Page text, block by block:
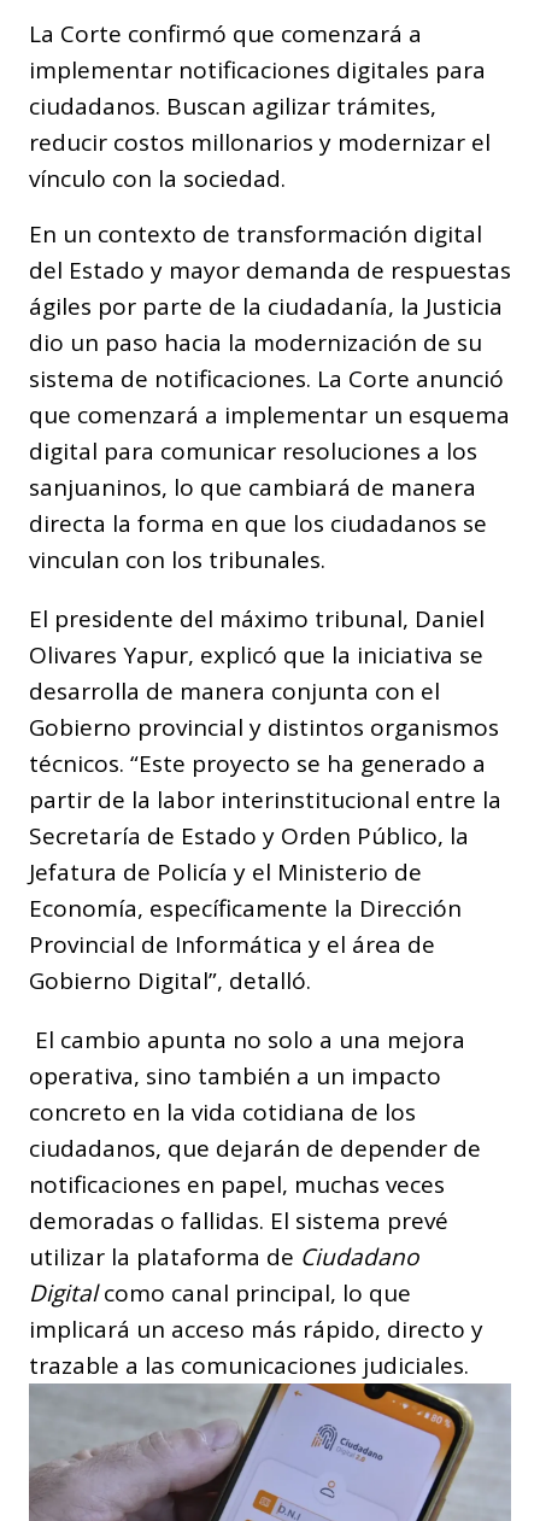
La Corte confirmó que comenzará a
implementar notificaciones digitales para
ciudadanos. Buscan agilizar trámites,
reducir costos millonarios y modernizar el
vínculo con la sociedad.
En un contexto de transformación digital
del Estado y mayor demanda de respuestas
ágiles por parte de la ciudadanía, la Justicia
dio un paso hacia la modernización de su
sistema de notificaciones. La Corte anunció
que comenzará a implementar un esquema
digital para comunicar resoluciones a los
sanjuaninos, lo que cambiará de manera
directa la forma en que los ciudadanos se
vinculan con los tribunales.
El presidente del máximo tribunal, Daniel
Olivares Yapur, explicó que la iniciativa se
desarrolla de manera conjunta con el
Gobierno provincial y distintos organismos
técnicos. “Este proyecto se ha generado a
partir de la labor interinstitucional entre la
Secretaría de Estado y Orden Público, la
Jefatura de Policía y el Ministerio de
Economía, específicamente la Dirección
Provincial de Informática y el área de
Gobierno Digital”, detalló.
El cambio apunta no solo a una mejora
operativa, sino también a un impacto
concreto en la vida cotidiana de los
ciudadanos, que dejarán de depender de
notificaciones en papel, muchas veces
demoradas o fallidas. El sistema prevé
utilizar la plataforma de Ciudadano
Digitalcomo canal principal, lo que
implicará un acceso más rápido, directo y
trazable a las comunicaciones judiciales.